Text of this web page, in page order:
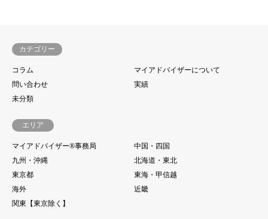
カテゴリー
コラム
マイアドバイザーについて
問い合わせ
実績
未分類
エリア
マイアドバイザー®事務局
中国・四国
九州・沖縄
北海道・東北
東京都
東海・甲信越
海外
近畿
関東【東京除く】